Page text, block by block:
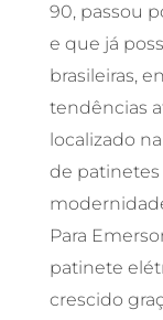
90, passou
e que já
brasileiras,
tendências
localizado
de patinetes
Para
patinete
crescido